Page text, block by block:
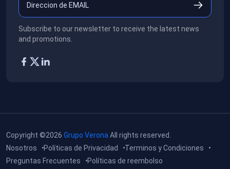
Subscribe to our newsletter to receive the latest news
and promotions.
Copyright ©2026 Grupo Verona All rights reserved.
Nosotros
Políticas de Privacidad
Terminos y Condiciones
Preguntas Frecuentes
Políticas de reembolso